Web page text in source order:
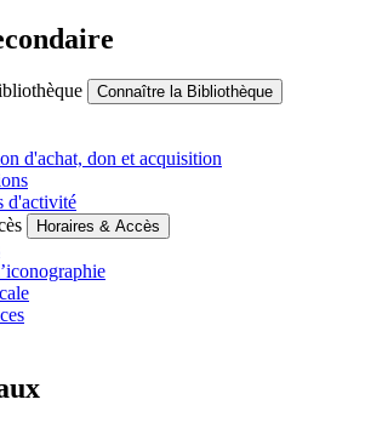
Connaître la Bibliothèque
d'achat, don et acquisition
d'activité
Horaires & Accès